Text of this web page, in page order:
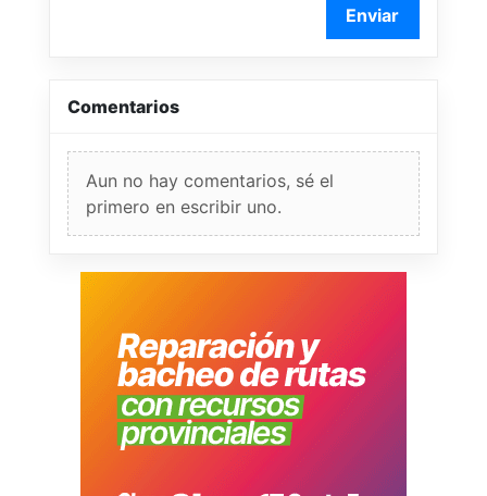
Enviar
Comentarios
Aun no hay comentarios, sé el
primero en escribir uno.